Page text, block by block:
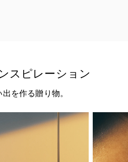
Tab
スピレーション
を作る贈り物。